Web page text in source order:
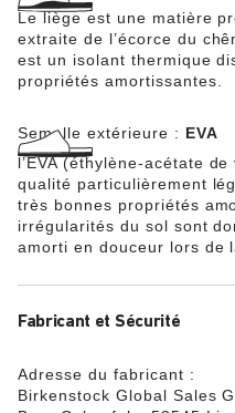
Le liège est une matière
extraite de l’écorce du
est un isolant thermique
propriétés amortissantes.
Semelle extérieure : EVA
l’EVA (éthylène-acétate
qualité particulièrement
très bonnes propriétés
irrégularités du sol sont
amorti en douceur lors de
Fabricant et Sécurité
Adresse du fabricant :
Birkenstock Global Sales